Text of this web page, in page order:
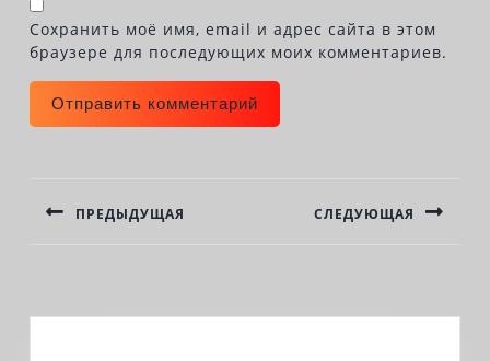
Сохранить моё имя, email и адрес сайта в этом
браузере для последующих моих комментариев.
ЗАПИСЯМ
ПРЕДЫДУЩАЯ СЛЕДУЮЩАЯ